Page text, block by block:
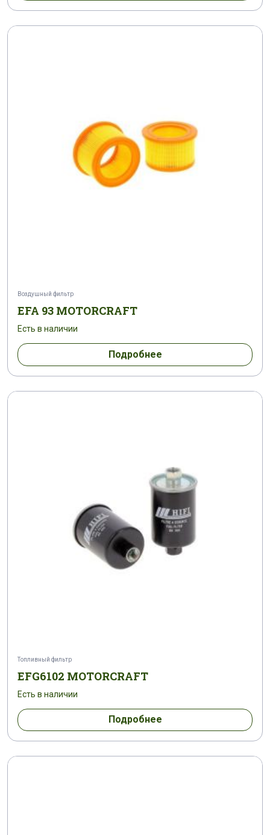
Воздушный фильтр
EFA 93 MOTORCRAFT
Есть в наличии
Подробнее
Топливный фильтр
EFG6102 MOTORCRAFT
Есть в наличии
Подробнее